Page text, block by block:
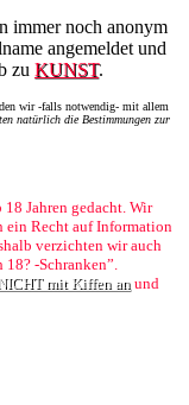
immer noch anonym
angemeldet und
zu KUNST.
wir -falls notwendig- mit allem
natürlich die Bestimmungen zur
Jahren gedacht. Wir
ein Recht auf Information
verzichten wir auch
-Schranken”.
mit Kiffen an und